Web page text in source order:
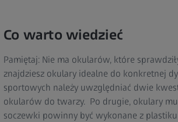
Co warto wiedzieć
Pamiętaj: Nie ma okularów, które
znajdziesz okulary idealne do konkretnej
sportowych należy uwzględniać dwie
okularów do twarzy. Po drugie, okulary
soczewki powinny być wykonane z